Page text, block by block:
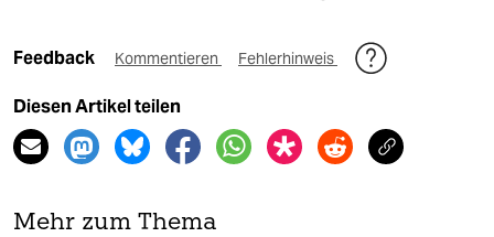
Feedback Kommentieren Fehlerhinweis
Diesen Artikel teilen
Mehr zum Thema